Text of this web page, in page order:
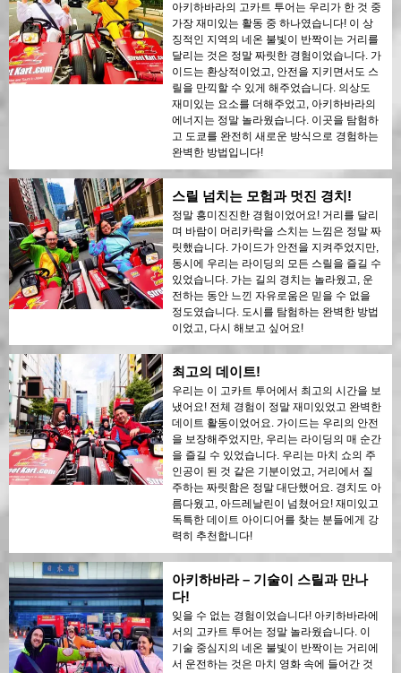
아키하바라의 고카트 투어는 우리가 한 것 중
가장 재미있는 활동 중 하나였습니다! 이 상
징적인 지역의 네온 불빛이 반짝이는 거리를
달리는 것은 정말 짜릿한 경험이었습니다. 가
이드는 환상적이었고, 안전을 지키면서도 스
릴을 만끽할 수 있게 해주었습니다. 의상도
재미있는 요소를 더해주었고, 아키하바라의
에너지는 정말 놀라웠습니다. 이곳을 탐험하
고 도쿄를 완전히 새로운 방식으로 경험하는
완벽한 방법입니다!
스릴 넘치는 모험과 멋진 경치!
정말 흥미진진한 경험이었어요! 거리를 달리
며 바람이 머리카락을 스치는 느낌은 정말 짜
릿했습니다. 가이드가 안전을 지켜주었지만,
동시에 우리는 라이딩의 모든 스릴을 즐길 수
있었습니다. 가는 길의 경치는 놀라웠고, 운
전하는 동안 느낀 자유로움은 믿을 수 없을
정도였습니다. 도시를 탐험하는 완벽한 방법
이었고, 다시 해보고 싶어요!
최고의 데이트!
우리는 이 고카트 투어에서 최고의 시간을 보
냈어요! 전체 경험이 정말 재미있었고 완벽한
데이트 활동이었어요. 가이드는 우리의 안전
을 보장해주었지만, 우리는 라이딩의 매 순간
을 즐길 수 있었습니다. 우리는 마치 쇼의 주
인공이 된 것 같은 기분이었고, 거리에서 질
주하는 짜릿함은 정말 대단했어요. 경치도 아
름다웠고, 아드레날린이 넘쳤어요! 재미있고
독특한 데이트 아이디어를 찾는 분들에게 강
력히 추천합니다!
아키하바라 – 기술이 스릴과 만나
다!
잊을 수 없는 경험이었습니다! 아키하바라에
서의 고카트 투어는 정말 놀라웠습니다. 이
기술 중심지의 네온 불빛이 반짝이는 거리에
서 운전하는 것은 마치 영화 속에 들어간 것